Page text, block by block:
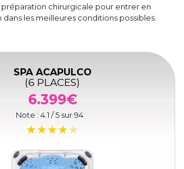
préparation chirurgicale pour entrer en
les meilleures conditions possibles.
SPA ACAPULCO
(6 PLACES)
6.399€
Note : 4.1 / 5 sur94